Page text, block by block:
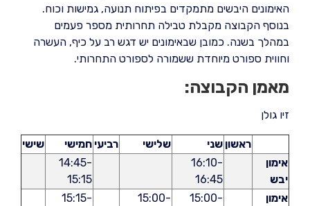
האימונים היבשים מתמקדים בפיתוח תנועה, גמישות וכוח.
בנוסף הקבוצה מקבלת טבילה תחרותית מספר פעמים
במהלך בשנה. כמובן שבאימונים יש דגש רב על כיף, העשרה
וחווית ספורט מיוחדת ששמורה לספורט התחרותי.
מאמן הקבוצה:
זיו גולן
ראשון שני שלישי רביעי חמישי
שישי
אימון
יבש
16:10-
16:45
14:45-
15:15
אימון
15:00-
15:00-
15:15-